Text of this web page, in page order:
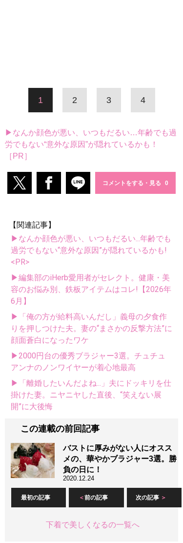
1 2 3 4
▶なんか顔色が悪い、いつもだるい…年齢でも過
労でもない“意外な原因”が隠れているかも！
［PR］
コメントをする・見る
【関連記事】
▶なんか顔色が悪い、いつもだるい...年齢でも
過労でもない“意外な原因”が隠れているかも!
<PR>
▶編集部のiHerb愛用者がセレクト。健康・美
容のお悩み別、鉄板アイテムはコレ!【2026年
6月】
▶「俺の方が給料高いんだし」義母の夕食作
りを押しつけた夫。妻の“まさかの反撃方法”に
顔面蒼白になったワケ
▶2000円台の優秀ブラジャー3選。チュチュ
アンナのノンワイヤーが着心地最高
▶「離婚したいんだよね...」夫にドッキリを仕
掛けた妻。ニヤニヤした直後、“笑えない展
開”に大後悔
この連載の前回記事
バストに厚みがない人にオスス
メの、華やかブラジャー3選。勝
負の日に！
2020.12.24
最初の記事 前の記事 次の記事
下着で美しくなるの一覧へ